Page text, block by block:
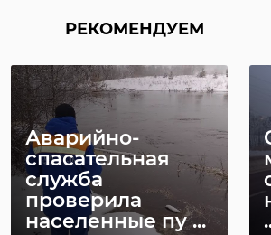
РЕКОМЕНДУЕМ
Аварийно-
спасательная
служба
проверила
населенные пу ...
Фото: AL
Photos/t.me/alexeylem_photo